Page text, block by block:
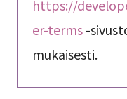
https://
er-terms-
mukaisesti.